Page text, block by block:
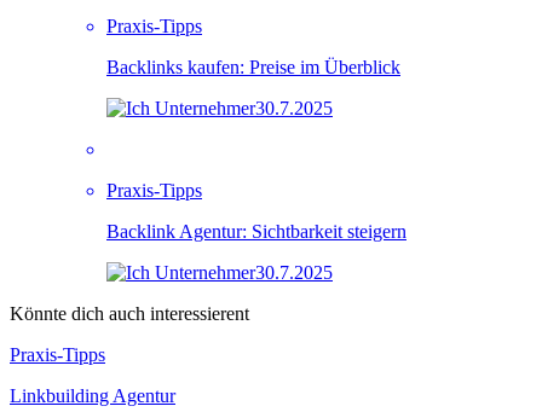
Praxis-Tipps
Backlinks kaufen: Preise im Überblick
30.7.2025
Praxis-Tipps
Backlink Agentur: Sichtbarkeit steigern
30.7.2025
Könnte dich auch interessierent
Praxis-Tipps
Linkbuilding Agentur